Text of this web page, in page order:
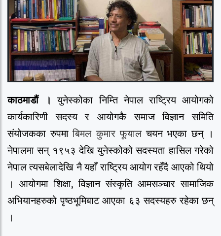
काठमाडौं । युनेस्कोका निम्ति नेपाल राष्ट्रिय आयोगको
कार्यकारिणी सदस्य र आयोगकै समाज विज्ञान समिति
संयोजकका रुपमाबिमल कुमार फूयालचयन भएका छन् ।
नेपालमा सन् १९५३ देखि युनेस्कोको सदस्यता हासिल गरेको
नेपाल त्यसबेलादेखि नै यहाँ राष्ट्रिय आयोग रहँदै आएको थियो
। आयोगमा शिक्षा, विज्ञान संस्कृति आमसञ्चार सामाजिक
अभियानहरुको पृष्ठभूमिबाट आएका ६३ सदस्यहरु रहेका छन्
।